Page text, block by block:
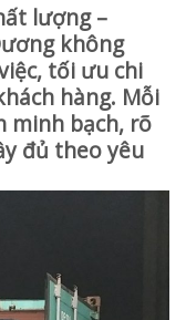
lượng –
không
tối ưu chi
hàng. Mỗi
minh bạch, rõ
đủ theo yêu